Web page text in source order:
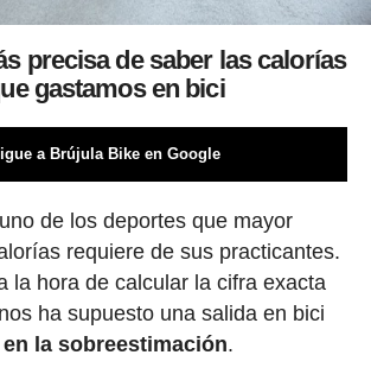
precisa de saber las calorías
gastamos en bici
a Brújula Bike en Google
de los deportes que mayor
requiere de sus practicantes.
la hora de calcular la cifra exacta
ha supuesto una salida en bici
la sobreestimación.